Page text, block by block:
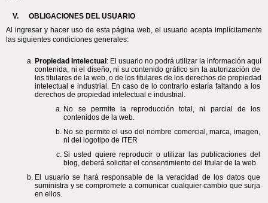
OBLIGACIONES DEL USUARIO
Al ingresar y hacer uso de esta página web, el usuario acepta implícitamente
las siguientes condiciones generales:
Propiedad Intelectual : El usuario no podrá utilizar la información aquí
contenida, ni el diseño, ni su contenido gráfico sin la autorización de
los titulares de la web, o de los titulares de los derechos de propiedad
intelectual e industrial. En caso de lo contrario estaría faltando a los
derechos de propiedad intelectual e industrial.
No se permite la reproducción total, ni parcial de los
contenidos de la web.
No se permite el uso del nombre comercial, marca, imagen,
ni del logotipo de ITER
Si usted quiere reproducir o utilizar las publicaciones del
blog, deberá solicitar el consentimiento del titular de la web.
El usuario se hará responsable de la veracidad de los datos que
suministra y se compromete a comunicar cualquier cambio que surja
en ellos.